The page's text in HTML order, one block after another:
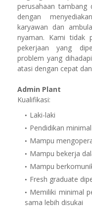
perusahaan
dengan
karyawan dan
nyaman. Kami tidak
pekerjaan yang
problem yang
atasi dengan cepat
Admin Plant
Kualifikasi:
Laki-laki
Pendidikan
Mampu
Mampu bekerja
Mampu
Fresh graduate
Memiliki minimal
sama lebih disukai